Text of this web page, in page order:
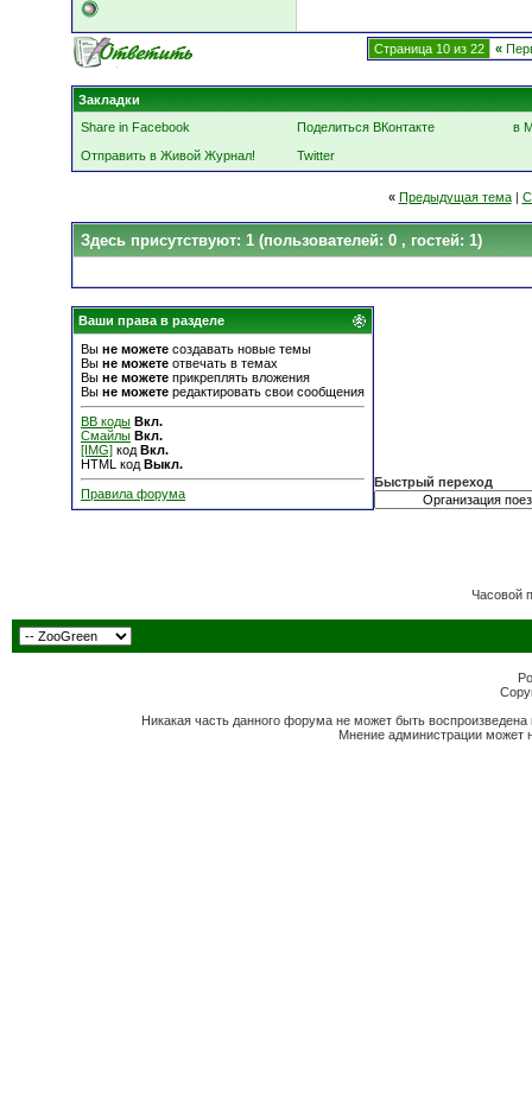
Страница 10 из 22 «
Закладки
Share in Facebook
Поделиться ВКонтакте
в
Отправить в Живой Журнал!
Twitter
« Предыдущая тема|
Здесь присутствуют: 1 (пользователей: 0 , гостей: 1)
Ваши права в разделе
Вы не можете создавать новые темы
Вы не можете отвечать в темах
Вы не можете прикреплять вложения
Вы не можете редактировать свои сообщения
BB коды Вкл.
Смайлы Вкл.
[IMG] код Вкл.
HTML код Выкл.
Правила форума
Быстрый переход
Часовой
Никакая часть данного форума не может быть
Мнение администрации может